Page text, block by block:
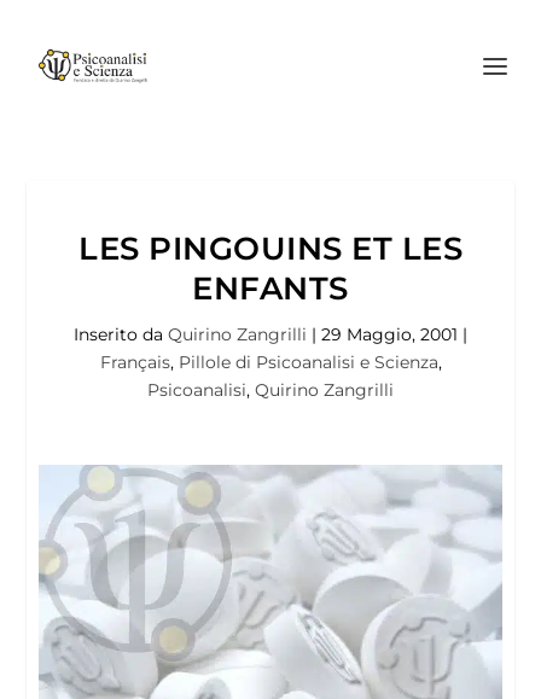
LES PINGOUINS ET LES
ENFANTS
Inserito da Quirino Zangrilli | 29 Maggio, 2001 |
Français, Pillole di Psicoanalisi e Scienza,
Psicoanalisi, Quirino Zangrilli